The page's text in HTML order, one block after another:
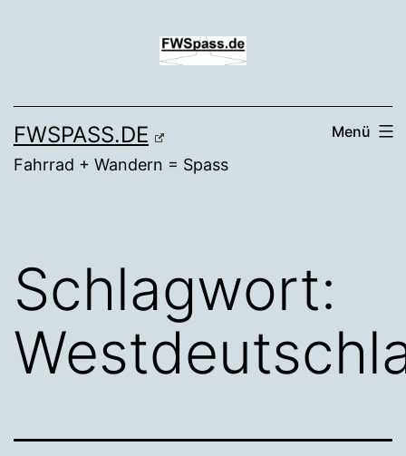
FWSPASS.DE
Fahrrad + Wandern = Spass
Menü
Schlagwort: